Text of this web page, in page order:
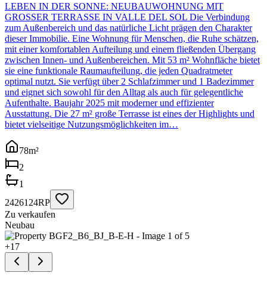
LEBEN IN DER SONNE: NEUBAUWOHNUNG MIT
GROSSER TERRASSE IN VALLE DEL SOL Die Verbindung
zum Außenbereich und das natürliche Licht prägen den Charakter
dieser Immobilie. Eine Wohnung für Menschen, die Ruhe schätzen,
mit einer komfortablen Aufteilung und einem fließenden Übergang
zwischen Innen- und Außenbereichen. Mit 53 m² Wohnfläche bietet
sie eine funktionale Raumaufteilung, die jeden Quadratmeter
optimal nutzt. Sie verfügt über 2 Schlafzimmer und 1 Badezimmer
und eignet sich sowohl für den Alltag als auch für gelegentliche
Aufenthalte. Baujahr 2025 mit moderner und effizienter
Ausstattung. Die 27 m² große Terrasse ist eines der Highlights und
bietet vielseitige Nutzungsmöglichkeiten im…
78m²
2
1
2426124RP
Zu verkaufen
Neubau
+17